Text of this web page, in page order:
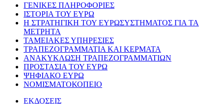
ΓΕΝΙΚΕΣ ΠΛΗΡΟΦΟΡΙΕΣ
ΙΣΤΟΡΙΑ ΤΟΥ ΕΥΡΩ
Η ΣΤΡΑΤΗΓΙΚΗ ΤΟΥ ΕΥΡΩΣΥΣΤΗΜΑΤΟΣ ΓΙΑ ΤΑ
ΜΕΤΡΗΤΑ
ΤΑΜΕΙΑΚΕΣ ΥΠΗΡΕΣΙΕΣ
ΤΡΑΠΕΖΟΓΡΑΜΜΑΤΙΑ ΚΑΙ ΚΕΡΜΑΤΑ
ΑΝΑΚΥΚΛΩΣΗ ΤΡΑΠΕΖΟΓΡΑΜΜΑΤΙΩΝ
ΠΡΟΣΤΑΣΙΑ ΤΟΥ ΕΥΡΩ
ΨΗΦΙΑΚΟ ΕΥΡΩ
ΝΟΜΙΣΜΑΤΟΚΟΠΕΙΟ
ΕΚΔΟΣΕΙΣ